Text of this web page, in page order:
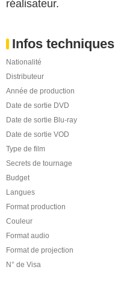
réalisateur.
Infos techniques
Nationalité
Distributeur
Année de production
Date de sortie DVD
Date de sortie Blu-ray
Date de sortie VOD
Type de film
Secrets de tournage
Budget
Langues
Format production
Couleur
Format audio
Format de projection
N° de Visa